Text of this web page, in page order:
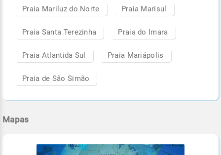
Praia Mariluz do Norte Praia Marisul
Praia Santa Terezinha Praia do Imara
Praia Atlantida Sul Praia Mariápolis
Praia de São Simão
Mapas